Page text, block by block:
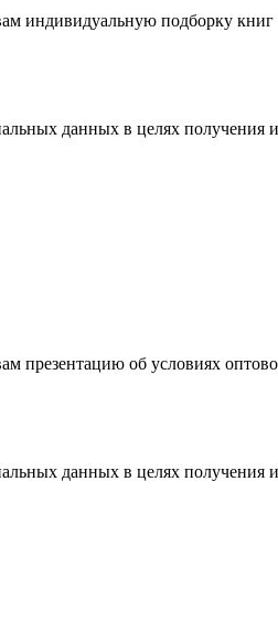
индивидуальную подборку книг
данных в целях
об условиях
данных в целях